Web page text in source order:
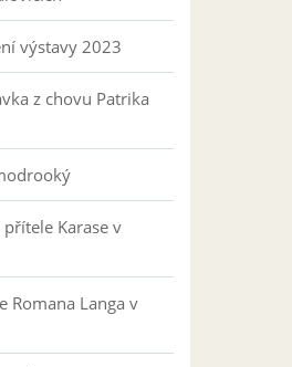
výstavy 2023
z chovu Patrika
Karase v
Romana Langa v